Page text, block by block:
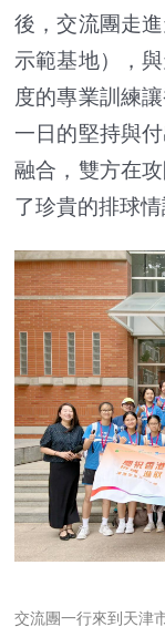
後，交流團走
示範基地），
度的專業訓練
一日的堅持與
融合，雙方在
了珍貴的排球情
交流團一行來到天津